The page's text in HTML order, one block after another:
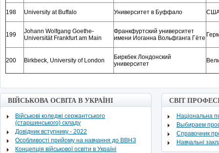
198 University at Buffalo Университет в Буффало
199
Johann Wolfgang Goethe-
Universität Frankfurt am Main
Франкфуртский университет
имени Иоганна Вольфганга Гёте
200 Birkbeck, University of London
Биркбек Лондонский
университет
ВІЙСЬКОВА ОСВІТА В УКРАЇНІ
Військові коледжі сержантського
(старшинського) складу
Довідник вступнику - 2022
Особливості прийому на навчання до ВВНЗ
Концепція військової освіти в Україні
СВІТ
Національна
Выбираем
Cправочник
Навчальні